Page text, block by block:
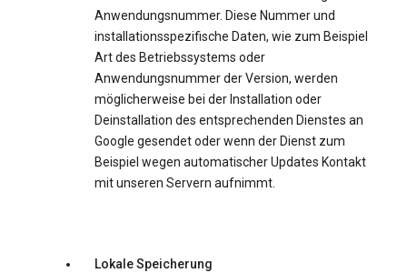
Anwendungsnummer. Diese Nummer und
installationsspezifische Daten, wie zum Beispiel
Art des Betriebssystems oder
Anwendungsnummer der Version, werden
möglicherweise bei der Installation oder
Deinstallation des entsprechenden Dienstes an
Google gesendet oder wenn der Dienst zum
Beispiel wegen automatischer Updates Kontakt
mit unseren Servern aufnimmt.
Lokale Speicherung